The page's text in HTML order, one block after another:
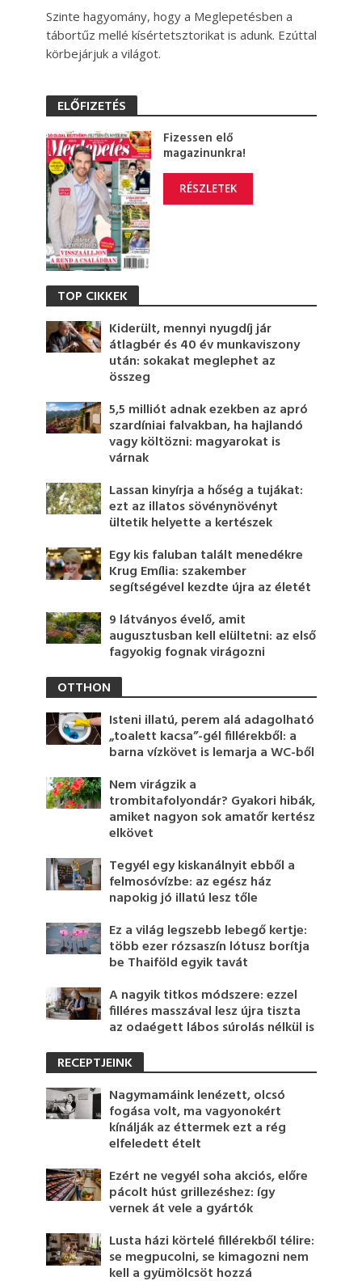
Szinte hagyomány, hogy a Meglepetésben a
tábortűz mellé kísértetsztorikat is adunk. Ezúttal
körbejárjuk a világot.
ELŐFIZETÉS
Fizessen elő
magazinunkra!
RÉSZLETEK
TOP CIKKEK
Kiderült, mennyi nyugdíj jár
átlagbér és 40 év munkaviszony
után: sokakat meglephet az
összeg
5,5 milliót adnak ezekben az apró
szardíniai falvakban, ha hajlandó
vagy költözni: magyarokat is
várnak
Lassan kinyírja a hőség a tujákat:
ezt az illatos sövénynövényt
ültetik helyette a kertészek
Egy kis faluban talált menedékre
Krug Emília: szakember
segítségével kezdte újra az életét
9 látványos évelő, amit
augusztusban kell elültetni: az első
fagyokig fognak virágozni
OTTHON
Isteni illatú, perem alá adagolható
„toalett kacsa”-gél fillérekből: a
barna vízkövet is lemarja a WC-ből
Nem virágzik a
trombitafolyondár? Gyakori hibák,
amiket nagyon sok amatőr kertész
elkövet
Tegyél egy kiskanálnyit ebből a
felmosóvízbe: az egész ház
napokig jó illatú lesz tőle
Ez a világ legszebb lebegő kertje:
több ezer rózsaszín lótusz borítja
be Thaiföld egyik tavát
A nagyik titkos módszere: ezzel
filléres masszával lesz újra tiszta
az odaégett lábos súrolás nélkül is
RECEPTJEINK
Nagymamáink lenézett, olcsó
fogása volt, ma vagyonokért
kínálják az éttermek ezt a rég
elfeledett ételt
Ezért ne vegyél soha akciós, előre
pácolt húst grillezéshez: így
vernek át vele a gyártók
Lusta házi körtelé fillérekből télire:
se megpucolni, se kimagozni nem
kell a gyümölcsöt hozzá